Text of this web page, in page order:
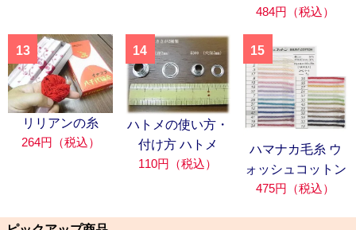
484円（税込）
13
リリアンの糸
264円（税込）
14
ハトメの使い方・
付け方 ハトメ
110円（税込）
15
ハマナカ毛糸 ウ
ォッシュコットン
475円（税込）